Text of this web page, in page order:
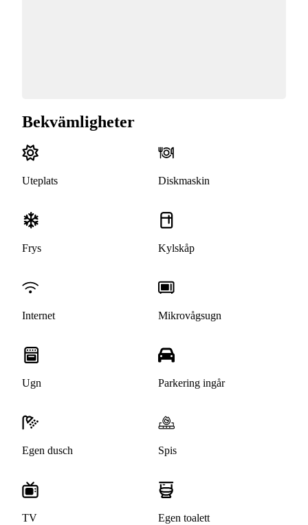
Bekvämligheter
Uteplats Diskmaskin
Frys Kylskåp
Internet Mikrovågsugn
Ugn Parkering ingår
Egen dusch Spis
TV Egen toalett